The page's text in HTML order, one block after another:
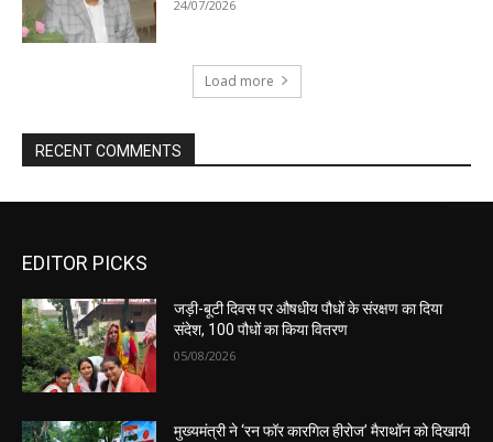
24/07/2026
Load more
RECENT COMMENTS
EDITOR PICKS
जड़ी-बूटी दिवस पर औषधीय पौधों के संरक्षण का दिया
संदेश, 100 पौधों का किया वितरण
05/08/2026
मुख्यमंत्री ने ‘रन फॉर कारगिल हीरोज’ मैराथॉन को दिखायी